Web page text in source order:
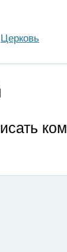
Церковь